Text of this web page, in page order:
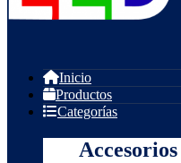
Inicio
Productos
Categorías